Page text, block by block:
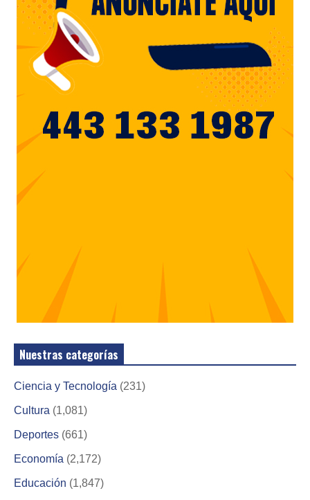
Nuestras categorías
Ciencia y Tecnología (231)
Cultura (1,081)
Deportes (661)
Economía (2,172)
Educación (1,847)